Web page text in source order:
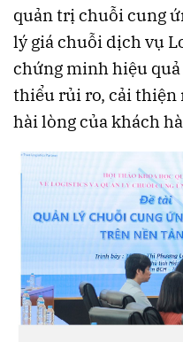
quản trị chuỗi cung
lý giá chuỗi dịch vụ
chứng minh hiệu
thiểu rủi ro, cải thiện
hài lòng của khách